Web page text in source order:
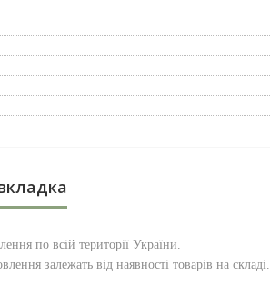
по всій території України.
залежать від наявності товарів на складі.